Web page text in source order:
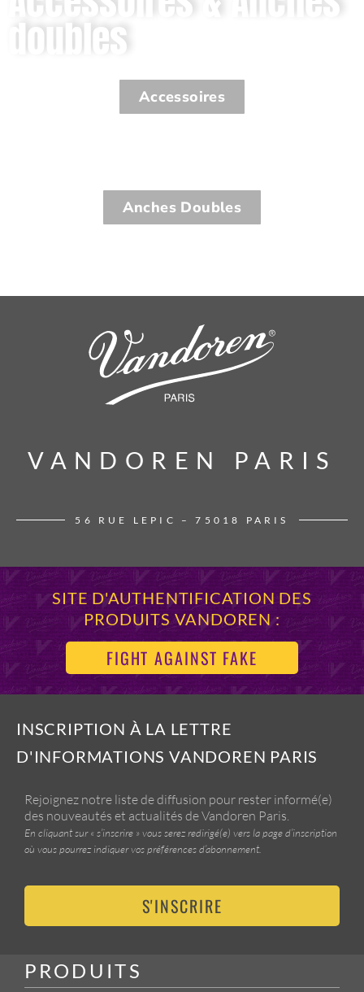
doubles
Accessoires
Anches Doubles
VANDOREN PARIS
VANDOREN PARIS
56 RUE LEPIC – 75018 PARIS
SITE D'AUTHENTIFICATION DES
PRODUITS VANDOREN :
FIGHT AGAINST FAKE
INSCRIPTION À LA LETTRE
D'INFORMATIONS VANDOREN PARIS
Rejoignez notre liste de diffusion pour rester informé(e)
des nouveautés et actualités de Vandoren Paris.
En cliquant sur « s’inscrire » vous serez redirigé(e) vers la page d’inscription
où vous pourrez indiquer vos préférences d’abonnement.
S'INSCRIRE
PRODUITS